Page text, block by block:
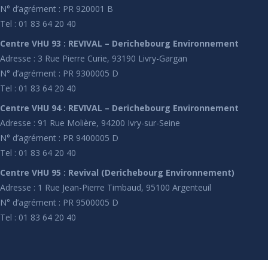
N° d’agrément : PR 920001 B
Tel : 01 83 64 20 40
Centre VHU 93 : REVIVAL – Derichebourg Environnement
Adresse : 3 Rue Pierre Curie, 93190 Livry-Gargan
N° d’agrément : PR 9300005 D
Tel : 01 83 64 20 40
Centre VHU 94 : REVIVAL – Derichebourg Environnement
Adresse : 91 Rue Molière, 94200 Ivry-sur-Seine
N° d’agrément : PR 9400005 D
Tel : 01 83 64 20 40
Centre VHU 95 : Revival (Derichebourg Environnement)
Adresse : 1 Rue Jean-Pierre Timbaud, 95100 Argenteuil
N° d’agrément : PR 9500005 D
Tel : 01 83 64 20 40